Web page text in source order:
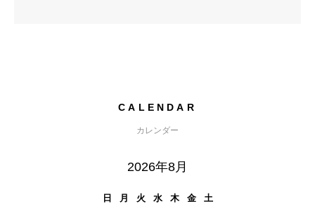
CALENDAR
カレンダー
2026年8月
日 月 火 水 木 金
土